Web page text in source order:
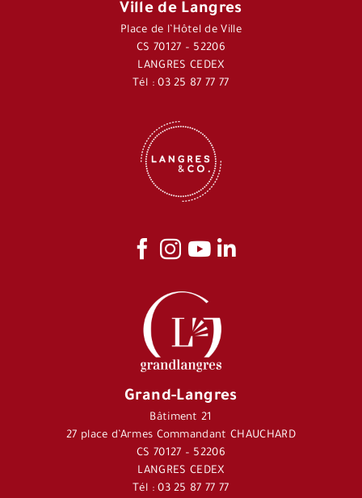
Ville de Langres
Place de l’Hôtel de Ville
CS 70127 – 52206
LANGRES CEDEX
Tél : 03 25 87 77 77
Grand-Langres
Bâtiment 21
27 place d’Armes Commandant CHAUCHARD
CS 70127 – 52206
LANGRES CEDEX
Tél : 03 25 87 77 77